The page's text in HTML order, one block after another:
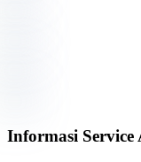
Informasi